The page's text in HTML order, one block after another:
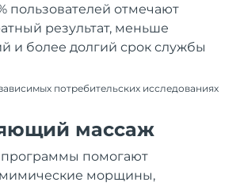
пользователей отмечают
результат, меньше
и более долгий срок службы
потребительских исследованиях
массаж
помогают
морщины,